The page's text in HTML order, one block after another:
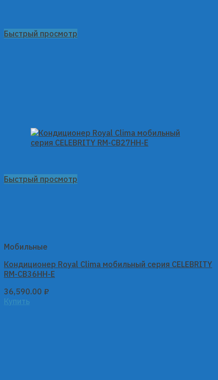
Быстрый просмотр
Быстрый просмотр
Мобильные
Кондиционер Royal Clima мобильный серия CELEBRITY
RM-СB36HH-E
36,590.00 ₽
Купить